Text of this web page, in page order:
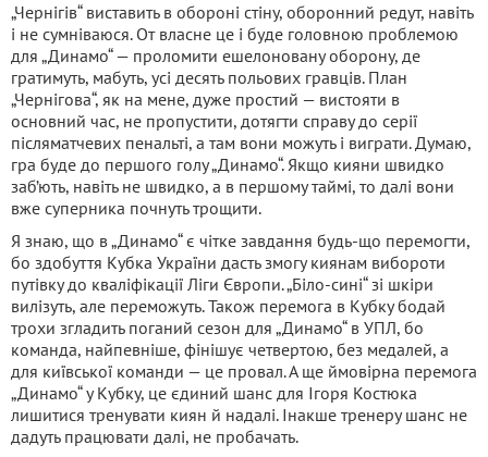
„Чернігів“ виставить в обороні стіну, оборонний редут, навіть
і не сумніваюся. От власне це і буде головною проблемою
для „Динамо“ — проломити ешелоновану оборону, де
гратимуть, мабуть, усі десять польових гравців. План
„Чернігова“, як на мене, дуже простий — вистояти в
основний час, не пропустити, дотягти справу до серії
післяматчевих пенальті, а там вони можуть і виграти. Думаю,
гра буде до першого голу „Динамо“. Якщо кияни швидко
заб’ють, навіть не швидко, а в першому таймі, то далі вони
вже суперника почнуть трощити.
Я знаю, що в „Динамо“ є чітке завдання будь-що перемогти,
бо здобуття Кубка України дасть змогу киянам вибороти
путівку до кваліфікації Ліги Європи. „Біло-сині“ зі шкіри
вилізуть, але переможуть. Також перемога в Кубку бодай
трохи згладить поганий сезон для „Динамо“ в УПЛ, бо
команда, найпевніше, фінішує четвертою, без медалей, а
для київської команди — це провал. А ще ймовірна перемога
„Динамо“ у Кубку, це єдиний шанс для Ігоря Костюка
лишитися тренувати киян й надалі. Інакше тренеру шанс не
дадуть працювати далі, не пробачать.